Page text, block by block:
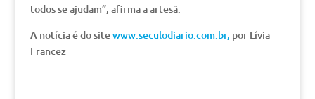
todos se ajudam”, afirma a artesã.
A notícia é do sitewww.seculodiario.com.br, por Lívia
Francez